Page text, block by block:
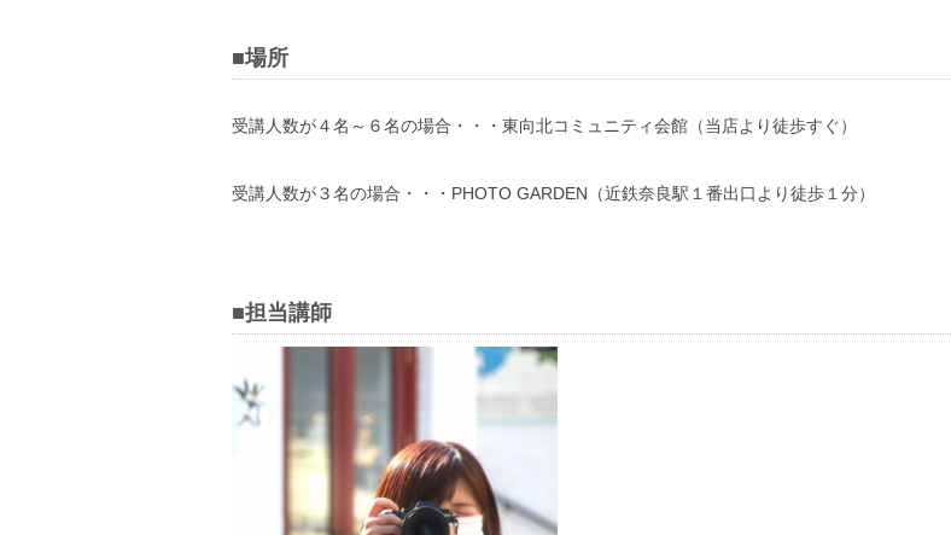
■場所
受講人数が４名～６名の場合・・・東向北コミュニティ会館（当店より徒歩すぐ）
受講人数が３名の場合・・・PHOTO GARDEN（近鉄奈良駅１番出口より徒歩１分）
■担当講師